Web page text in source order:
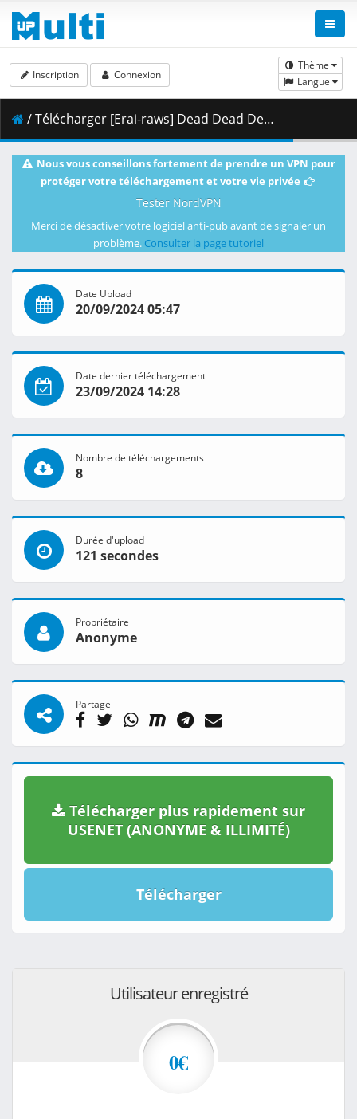
Thème
Langue
Inscription Connexion
/ Télécharger [Erai-raws] Dead Dead Demons Dededededestruction - 17 [1080p][Multiple Subtitle][B6AF6CFB].mkv.001 ( 470.61 MB )
Nous vous conseillons fortement de prendre un VPN pour
protéger votre téléchargement et votre vie privée
Tester NordVPN
Merci de désactiver votre logiciel anti-pub avant de signaler un
problème. Consulter la page tutoriel
Date Upload
20/09/2024 05:47
Date dernier téléchargement
23/09/2024 14:28
Nombre de téléchargements
8
Durée d'upload
121 secondes
Propriétaire
Anonyme
Partage
Télécharger plus rapidement sur
USENET (ANONYME & ILLIMITÉ)
Télécharger
Utilisateur enregistré
0€